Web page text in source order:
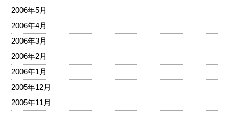
2006年5月
2006年4月
2006年3月
2006年2月
2006年1月
2005年12月
2005年11月